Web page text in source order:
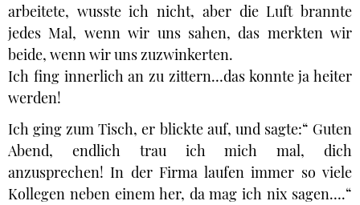
arbeitete, wusste ich nicht, aber die Luft brannte
jedes Mal, wenn wir uns sahen, das merkten wir
beide, wenn wir uns zuzwinkerten.
Ich fing innerlich an zu zittern…das konnte ja heiter
werden!
Ich ging zum Tisch, er blickte auf, und sagte:“ Guten
Abend, endlich trau ich mich mal, dich
anzusprechen! In der Firma laufen immer so viele
Kollegen neben einem her, da mag ich nix sagen….“